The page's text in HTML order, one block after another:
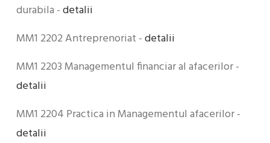
durabila -detalii
MM1 2202 Antreprenoriat -detalii
MM1 2203 Managementul financiar al afacerilor -
detalii
MM1 2204 Practica in Managementul afacerilor -
detalii